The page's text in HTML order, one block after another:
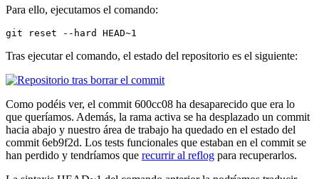
Para ello, ejecutamos el comando:
git reset --hard HEAD~1
Tras ejecutar el comando, el estado del repositorio es el siguiente:
Como podéis ver, el commit 600cc08 ha desaparecido que era lo
que queríamos. Además, la rama activa se ha desplazado un commit
hacia abajo y nuestro área de trabajo ha quedado en el estado del
commit 6eb9f2d. Los tests funcionales que estaban en el commit se
han perdido y tendríamos que recurrir al reflog para recuperarlos.